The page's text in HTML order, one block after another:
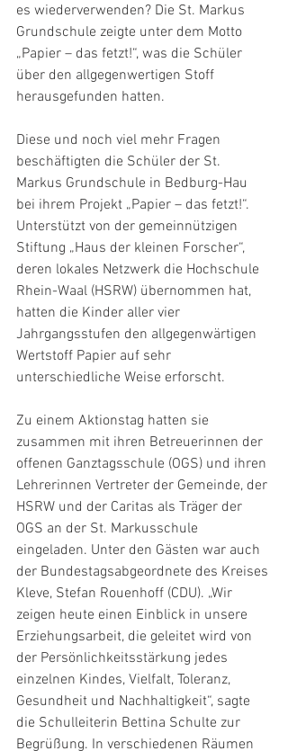
es wiederverwenden? Die St. Markus
Grundschule zeigte unter dem Motto
„Papier – das fetzt!“, was die Schüler
über den allgegenwertigen Stoff
herausgefunden hatten.
Diese und noch viel mehr Fragen
beschäftigten die Schüler der St.
Markus Grundschule in Bedburg-Hau
bei ihrem Projekt „Papier – das fetzt!“.
Unterstützt von der gemeinnützigen
Stiftung „Haus der kleinen Forscher“,
deren lokales Netzwerk die Hochschule
Rhein-Waal (HSRW) übernommen hat,
hatten die Kinder aller vier
Jahrgangsstufen den allgegenwärtigen
Wertstoff Papier auf sehr
unterschiedliche Weise erforscht.
Zu einem Aktionstag hatten sie
zusammen mit ihren Betreuerinnen der
offenen Ganztagsschule (OGS) und ihren
Lehrerinnen Vertreter der Gemeinde, der
HSRW und der Caritas als Träger der
OGS an der St. Markusschule
eingeladen. Unter den Gästen war auch
der Bundestagsabgeordnete des Kreises
Kleve, Stefan Rouenhoff (CDU). „Wir
zeigen heute einen Einblick in unsere
Erziehungsarbeit, die geleitet wird von
der Persönlichkeitsstärkung jedes
einzelnen Kindes, Vielfalt, Toleranz,
Gesundheit und Nachhaltigkeit“, sagte
die Schulleiterin Bettina Schulte zur
Begrüßung. In verschiedenen Räumen